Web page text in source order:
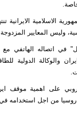
الاسلامية الايرانية
وليس المعايير
في اتصاله الهاتفي مع
والوكالة الدولية
على اهمية موقف
من اجل استخدامه في